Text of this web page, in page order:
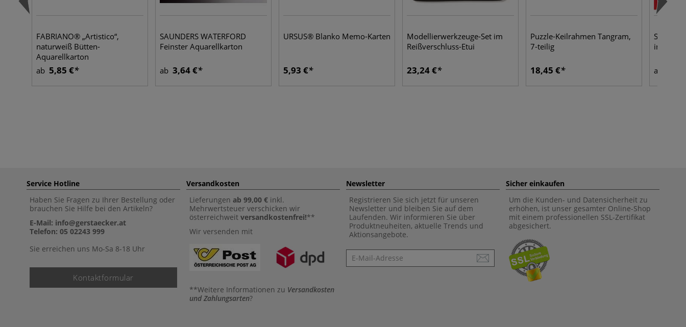
FABRIANO® „Artistico“,
naturweiß Bütten-
Aquarellkarton
ab 5,85 €
SAUNDERS WATERFORD
Feinster Aquarellkarton
ab 3,64 €
URSUS® Blanko Memo-Karten
5,93 €
Modellierwerkzeuge-Set im
Reißverschluss-Etui
23,24 €
Puzzle-Keilrahmen Tangram,
7-teilig
18,45 €
in 1, Sets
ab
Service Hotline
Haben Sie Fragen zu Ihrer Bestellung oder
brauchen Sie Hilfe bei den Artikeln?
E-Mail: info@gerstaecker.at
Telefon: 05 02243 999
Sie erreichen uns Mo-Sa 8-18 Uhr
Kontaktformular
Versandkosten
Lieferungen ab 99,00 € inkl.
Mehrwertsteuer verschicken wir
österreichweit versandkostenfrei!**
Wir versenden mit
**Weitere Informationen zu Versandkosten
und Zahlungsarten?
Newsletter
Registrieren Sie sich jetzt für unseren
Newsletter und bleiben Sie auf dem
Laufenden. Wir informieren Sie über
Produktneuheiten, aktuelle Trends und
Aktionsangebote.
Newsletter
Sicher einkaufen
Um die Kunden- und Datensicherheit zu
erhöhen, ist unser gesamter Online-Shop
mit einem professionellen SSL-Zertifikat
abgesichert.